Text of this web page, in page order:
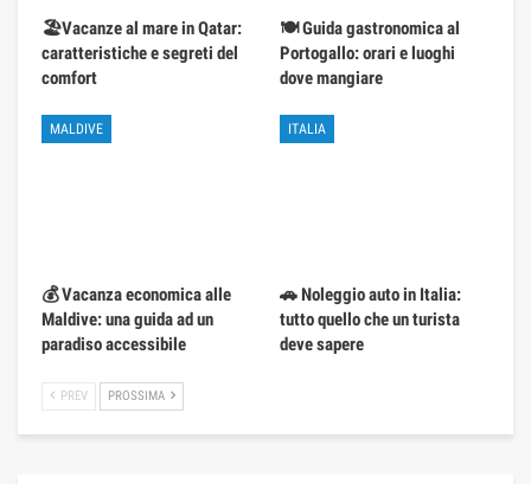
🏖️Vacanze al mare in Qatar:
caratteristiche e segreti del
comfort
🍽️ Guida gastronomica al
Portogallo: orari e luoghi
dove mangiare
MALDIVE
💰 Vacanza economica alle
Maldive: una guida ad un
paradiso accessibile
ITALIA
🚗 Noleggio auto in Italia:
tutto quello che un turista
deve sapere
PREV PROSSIMA